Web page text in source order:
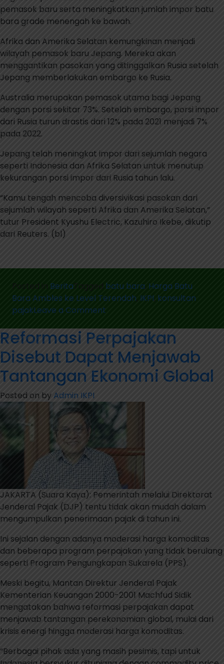
pemasok baru serta meningkatkan jumlah impor batu
bara grade menengah ke bawah.
Afrika dan Amerika Selatan kemungkinan menjadi
wilayah pemasok baru Jepang. Mereka akan
menggantikan pasokan yang ditinggalkan Rusia setelah
Jepang memberlakukan embargo ke Rusia.
Australia merupakan pemasok utama bagi Jepang
dengan porsi sekitar 73%. Setelah embargo, porsi impor
dari Rusia turun drastis dari 12% pada 2021 menjadi 7%
pada 2022.
Jepang telah meningkat impor dari sejumlah negara
seperti Indonesia dan Afrika Selatan untuk menutup
kekurangan porsi impor dari Rusia tahun lalu.
“Kamu tengah mencoba diversivikasi pasokan dari
sejumlah wilayah seperti Afrika dan Amerika Selatan,”
tutur President Kyushu Electric, Kazuhiro Ikebe, dikutip
dari Reuters. (bl)
Posted in BeritaTagged batu bara, Harga Batu
Bara Ambles ke Level Terendah, IKPI konsultan
pajakLeave a Comment
Batu
Bara
Ambles
ke
Level
Reformasi Perpajakan
Disebut Dapat Menjawab
Tantangan Ekonomi Global
Posted on byAdmin IKPI
JAKARTA (Suara Kaya): Pemerintah melalui Direktorat
Jenderal Pajak (DJP) tentu tidak akan mudah dalam
mengumpulkan penerimaan pajak di tahun ini.
Ini sejalan dengan adanya moderasi harga komoditas
dan beberapa program perpajakan yang tidak berulang
seperti Program Pengungkapan Sukarela (PPS).
Meski begitu, Mantan Direktur Jenderal Pajak
Kementerian Keuangan 2000-2001 Machfud Sidik
mengatakan bahwa reformasi perpajakan dapat
menjawab tantangan perekonomian global, mulai dari
krisis energi hingga moderasi harga komoditas.
“Berbagai pihak ada yang masih pesimis, tapi untuk